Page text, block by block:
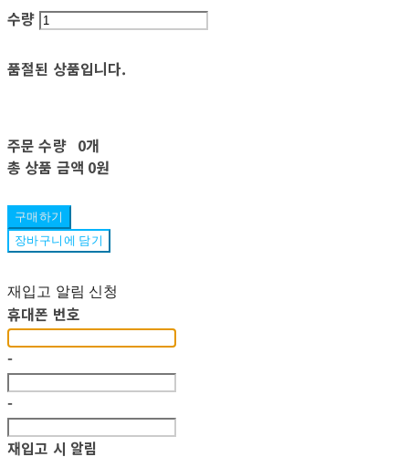
수량
품절된 상품입니다.
주문 수량 0개
총 상품 금액 0원
구매하기
장바구니에 담기
재입고 알림 신청
휴대폰 번호
-
-
재입고 시 알림